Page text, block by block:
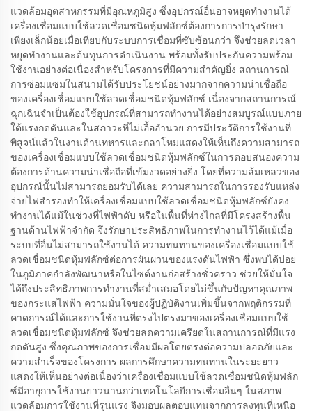
แวดล้อมอุตสาหกรรมที่มีอุณหภูมิสูง ซึ่งอุปกรณ์อื่นอาจหยุดทำงานได้
เครื่องเชื่อมแบบใช้ลวดเชื่อมชนิดหุ้มฟลักซ์ต้องการการบำรุงรักษา
เพียงเล็กน้อยเมื่อเทียบกับระบบการเชื่อมที่ซับซ้อนกว่า จึงช่วยลดเวลา
หยุดทำงานและต้นทุนการดำเนินงาน พร้อมทั้งรับประกันความพร้อม
ใช้งานอย่างต่อเนื่องสำหรับโครงการที่มีความสำคัญยิ่ง สถานการณ์
การซ่อมแซมในสนามได้รับประโยชน์อย่างมากจากความน่าเชื่อถือ
ของเครื่องเชื่อมแบบใช้ลวดเชื่อมชนิดหุ้มฟลักซ์ เนื่องจากสถานการณ์
ฉุกเฉินจำเป็นต้องใช้อุปกรณ์ที่สามารถทำงานได้อย่างสมบูรณ์แบบภาย
ใต้แรงกดดันและในสภาวะที่ไม่เอื้ออำนวย การมีประวัติการใช้งานที่
พิสูจน์แล้วในงานด้านทหารและกลาโหมแสดงให้เห็นถึงความสามารถ
ของเครื่องเชื่อมแบบใช้ลวดเชื่อมชนิดหุ้มฟลักซ์ในการตอบสนองความ
ต้องการด้านความน่าเชื่อถือที่เข้มงวดอย่างยิ่ง โดยที่ความล้มเหลวของ
อุปกรณ์นั้นไม่สามารถยอมรับได้เลย ความสามารถในการรองรับแหล่ง
จ่ายไฟสำรองทำให้เครื่องเชื่อมแบบใช้ลวดเชื่อมชนิดหุ้มฟลักซ์ยังคง
ทำงานได้แม้ในช่วงที่ไฟฟ้าดับ หรือในพื้นที่ห่างไกลที่มีโครงสร้างพื้น
ฐานด้านไฟฟ้าจำกัด จึงรักษาประสิทธิภาพในการทำงานไว้ได้แม้เมื่อ
ระบบที่อื่นไม่สามารถใช้งานได้ ความทนทานของเครื่องเชื่อมแบบใช้
ลวดเชื่อมชนิดหุ้มฟลักซ์ต่อการผันผวนของแรงดันไฟฟ้า ซึ่งพบได้บ่อย
ในภูมิภาคกำลังพัฒนาหรือในไซต์งานก่อสร้างชั่วคราว ช่วยให้มั่นใจ
ได้ถึงประสิทธิภาพการทำงานที่สม่ำเสมอโดยไม่ขึ้นกับปัญหาคุณภาพ
ของกระแสไฟฟ้า ความมั่นใจของผู้ปฏิบัติงานเพิ่มขึ้นจากพฤติกรรมที่
คาดการณ์ได้และการใช้งานที่ตรงไปตรงมาของเครื่องเชื่อมแบบใช้
ลวดเชื่อมชนิดหุ้มฟลักซ์ จึงช่วยลดความเครียดในสถานการณ์ที่มีแรง
กดดันสูง ซึ่งคุณภาพของการเชื่อมมีผลโดยตรงต่อความปลอดภัยและ
ความสำเร็จของโครงการ ผลการศึกษาความทนทานในระยะยาว
แสดงให้เห็นอย่างต่อเนื่องว่าเครื่องเชื่อมแบบใช้ลวดเชื่อมชนิดหุ้มฟลัก
ซ์มีอายุการใช้งานยาวนานกว่าเทคโนโลยีการเชื่อมอื่นๆ ในสภาพ
แวดล้อมการใช้งานที่รุนแรง จึงมอบผลตอบแทนจากการลงทุนที่เหนือ